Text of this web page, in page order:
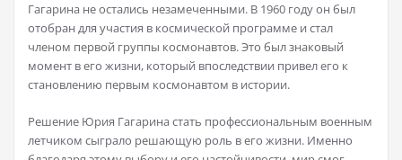
Гагарина не остались незамеченными. В 1960 году он был
отобран для участия в космической программе и стал
членом первой группы космонавтов. Это был знаковый
момент в его жизни, который впоследствии привел его к
становлению первым космонавтом в истории.
Решение Юрия Гагарина стать профессиональным военным
летчиком сыграло решающую роль в его жизни. Именно